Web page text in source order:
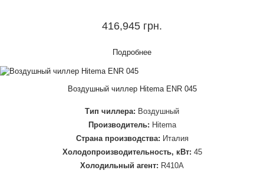
416,945 грн.
Подробнее
Воздушный чиллер Hitema ENR 045
Тип чиллера: Воздушный
Производитель: Hitema
Страна производства: Италия
Холодопроизводительность, кВт: 45
Холодильный агент: R410A